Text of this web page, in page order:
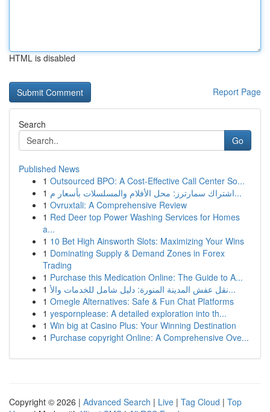
HTML is disabled
Report Page
Search
Go
Published News
1 Outsourced BPO: A Cost-Effective Call Center So...
1
اشتراك سمارترز: محل الأفلام والمسلسلات بأسعار م...
1 Ovruxtali: A Comprehensive Review
1 Red Deer top Power Washing Services for Homes
a...
1 10 Bet High Ainsworth Slots: Maximizing Your Wins
1 Dominating Supply & Demand Zones in Forex
Trading
1 Purchase this Medication Online: The Guide to A...
1
نقل عفش المدينة المنورة: دليل شامل للخدمات والأ...
1 Omegle Alternatives: Safe & Fun Chat Platforms
1 yespornplease: A detailed exploration into th...
1 Win big at Casino Plus: Your Winning Destination
1 Purchase copyright Online: A Comprehensive Ove...
Copyright © 2026 | Advanced Search | Live | Tag Cloud | Top